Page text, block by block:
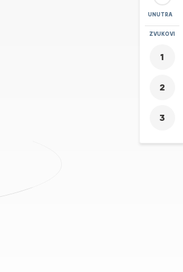
UNUTRA
POVEĆAJ
ZVUKOVI